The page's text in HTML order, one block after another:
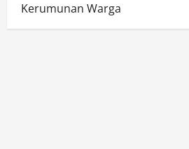
Kerumunan Warga